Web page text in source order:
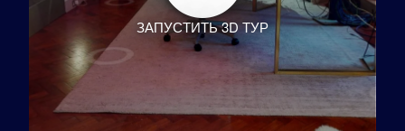
ЗАПУСТИТЬ 3D ТУР